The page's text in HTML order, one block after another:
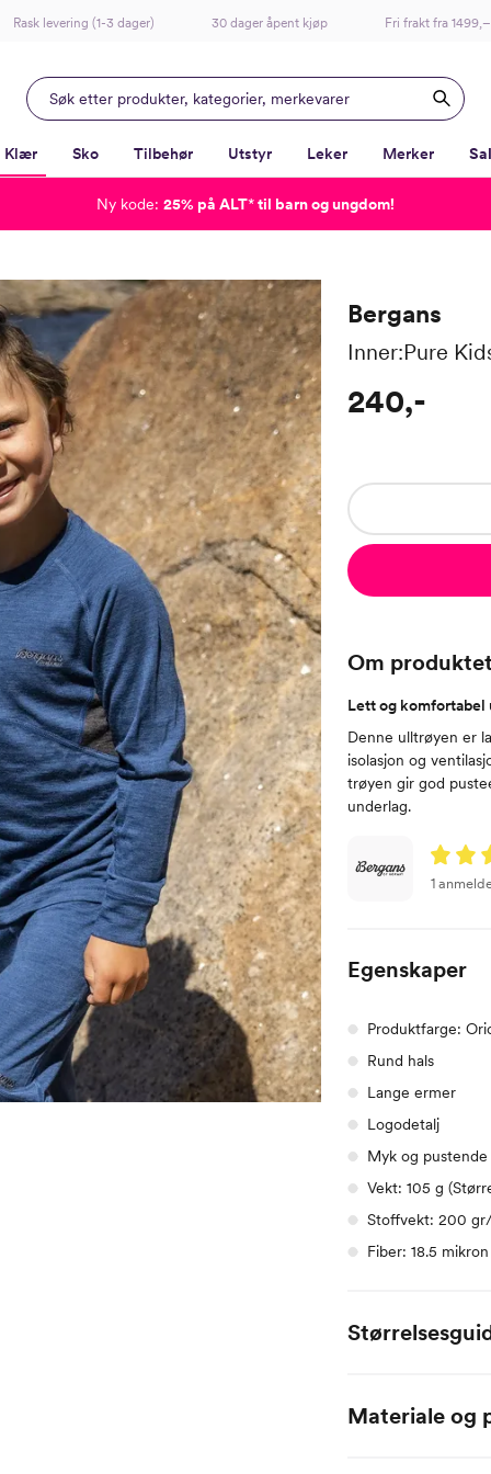
Rask levering (1-3 dager) 30 dager åpent kjøp Fri frakt fra 1499,–
Klær Sko Tilbehør Utstyr Leker Merker
Bergans
Inner:Pure
240,-
Om
Lett og komfortabel
Denne ulltrøyen er
isolasjon og
trøyen gir god
underlag.
1
Egenskaper
Produktfarge:
Rund hals
Lange ermer
Logodetalj
Myk og
Vekt: 105 g
Stoffvekt: 200
Fiber: 18.5 mikron
Materiale og
Ny kode: 25% på ALT*til barn og ungdom!
-
-
-
-